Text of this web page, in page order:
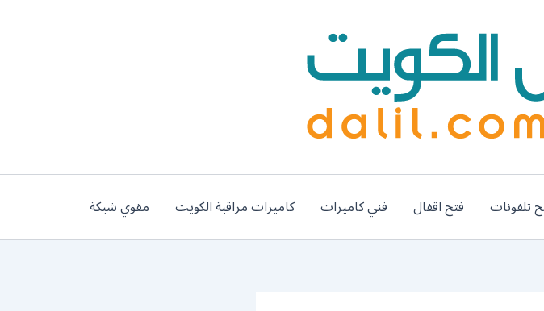
تلفونات فتح اقفال فني كاميرات كاميرات مراقبة الكويت مقوي شبكة